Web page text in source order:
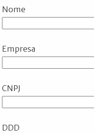
Nome
Empresa
CNPJ
DDD